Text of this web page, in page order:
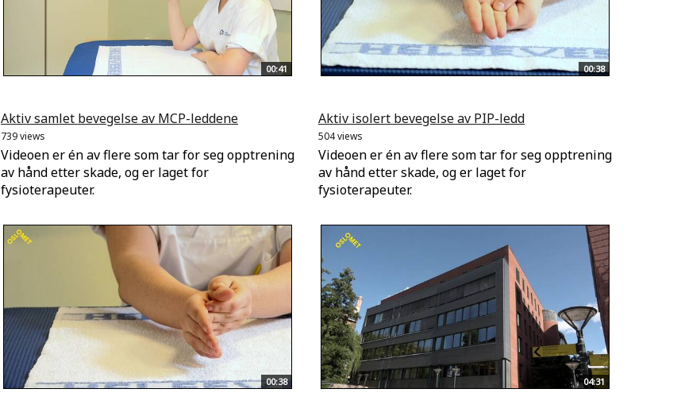
00:41
Aktiv samlet bevegelse av MCP-leddene
739 views
Videoen er én av flere som tar for seg opptrening
av hånd etter skade, og er laget for
fysioterapeuter.
00:38
Aktiv isolert bevegelse av PIP-ledd
504 views
Videoen er én av flere som tar for seg opptrening
av hånd etter skade, og er laget for
fysioterapeuter.
00:38 04:31